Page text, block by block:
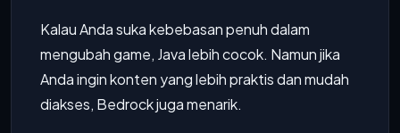
Kalau Anda suka kebebasan penuh dalam
mengubah game, Java lebih cocok. Namun jika
Anda ingin konten yang lebih praktis dan mudah
diakses, Bedrock juga menarik.